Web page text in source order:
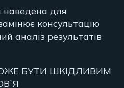
наведена для
консультацію
аналіз результатів
БУТИ ШКІДЛИВИМ